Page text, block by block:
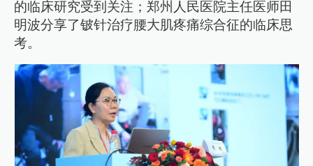
的临床研究受到关注；郑州人民医院主任医师田
明波分享了铍针治疗腰大肌疼痛综合征的临床思
考。